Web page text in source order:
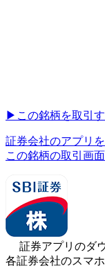
▶︎ この銘柄を取引
証券会社のアプリ
この銘柄の取引画
証券アプリのダ
各証券会社のスマ